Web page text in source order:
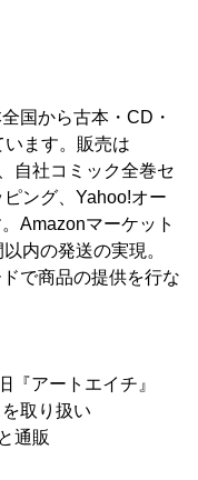
国から古本・CD・
ます。販売は
自社コミック全巻セ
ング、Yahoo!オー
Amazonマーケット
内の発送の実現。
で商品の提供を行な
アートエイチ』
取り扱い
通販